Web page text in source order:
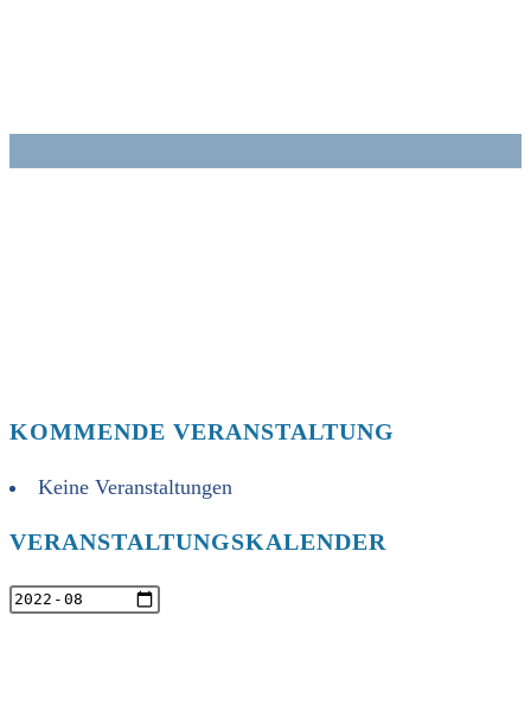
KOMMENDE VERANSTALTUNG
Keine Veranstaltungen
VERANSTALTUNGSKALENDER